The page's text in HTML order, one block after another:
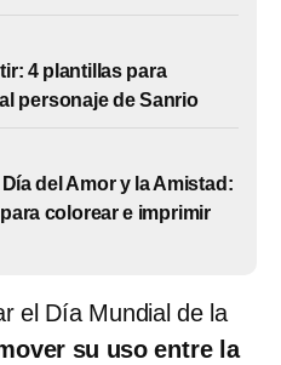
4 plantillas para
personaje de Sanrio
del Amor y la Amistad:
colorear e imprimir
el Día Mundial de la
su uso entre la